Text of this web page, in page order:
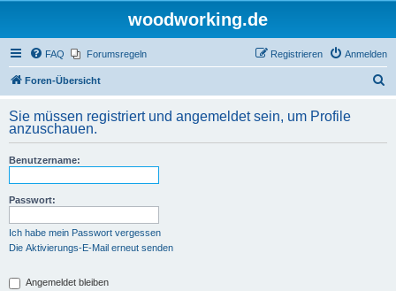
woodworking.de
FAQ Forumsregeln Anmelden
Registrieren
Foren-Übersicht
h
Sie müssen registriert und angemeldet sein, um Profile
anzuschauen.
Benutzername:
Passwort:
Ich habe mein Passwort vergessen
Die Aktivierungs-E-Mail erneut senden
Angemeldet bleiben